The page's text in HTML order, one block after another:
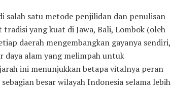
salah satu metode penjilidan dan penulisan
yang kuat di Jawa, Bali, Lombok (oleh
daerah mengembangkan gayanya sendiri,
daya alam yang melimpah untuk
ini menunjukkan betapa vitalnya peran
besar wilayah Indonesia selama lebih